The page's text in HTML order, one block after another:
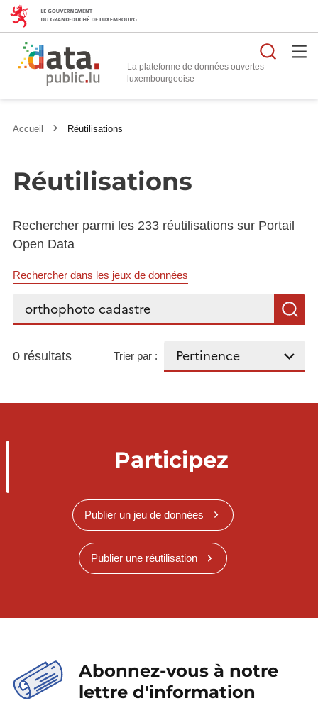
La plateforme de données ouvertes
Accueil Réutilisations
Réutilisations
Rechercher parmi les 233 réutilisations sur Portail
Open Data
Rechercher dans les jeux de données
Rechercher...
0 résultats Trier par :
Participez
Publier un jeu de données
Publier une réutilisation
Abonnez-vous à notre
lettre d'information